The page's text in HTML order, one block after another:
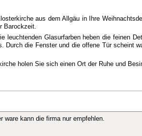
aus dem Allgäu in Ihre
Barockzeit.
leuchtenden Glasurfarben heben die feinen
Durch die Fenster und die offene Tür scheint
holen Sie sich einen Ort der Ruhe und
ware kann die firma nur empfehlen.